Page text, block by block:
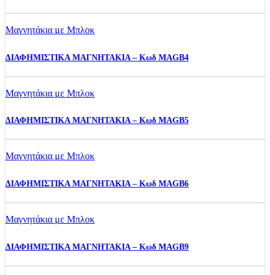
Μαγνητάκια με Μπλοκ
ΔΙΑΦΗΜΙΣΤΙΚΑ ΜΑΓΝΗΤΑΚΙΑ – Κωδ MAGB4
Μαγνητάκια με Μπλοκ
ΔΙΑΦΗΜΙΣΤΙΚΑ ΜΑΓΝΗΤΑΚΙΑ – Κωδ MAGB5
Μαγνητάκια με Μπλοκ
ΔΙΑΦΗΜΙΣΤΙΚΑ ΜΑΓΝΗΤΑΚΙΑ – Κωδ MAGB6
Μαγνητάκια με Μπλοκ
ΔΙΑΦΗΜΙΣΤΙΚΑ ΜΑΓΝΗΤΑΚΙΑ – Κωδ MAGB9